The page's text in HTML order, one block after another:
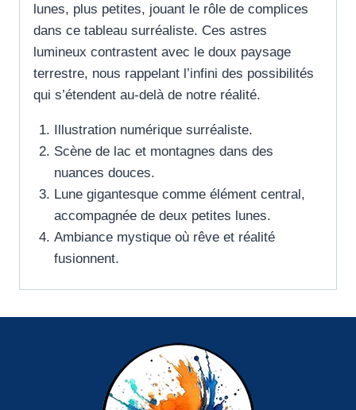
lunes, plus petites, jouant le rôle de complices
dans ce tableau surréaliste. Ces astres
lumineux contrastent avec le doux paysage
terrestre, nous rappelant l’infini des possibilités
qui s’étendent au-delà de notre réalité.
Illustration numérique surréaliste.
Scène de lac et montagnes dans des
nuances douces.
Lune gigantesque comme élément central,
accompagnée de deux petites lunes.
Ambiance mystique où rêve et réalité
fusionnent.